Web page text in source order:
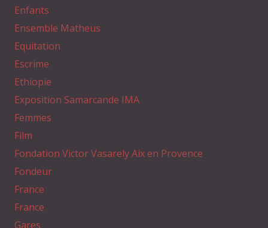
Enfants
Ensemble Matheus
Equitation
Escrime
Ethiopie
Exposition Samarcande IMA
Femmes
Film
Fondation Victor Vasarely Aix en Provence
Fondeur
France
France
Gares